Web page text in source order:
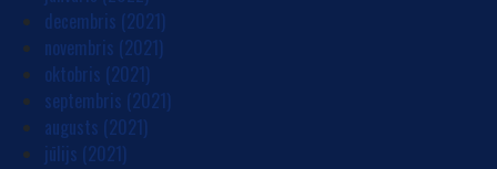
decembris (2021)
novembris (2021)
oktobris (2021)
septembris (2021)
augusts (2021)
jūlijs (2021)